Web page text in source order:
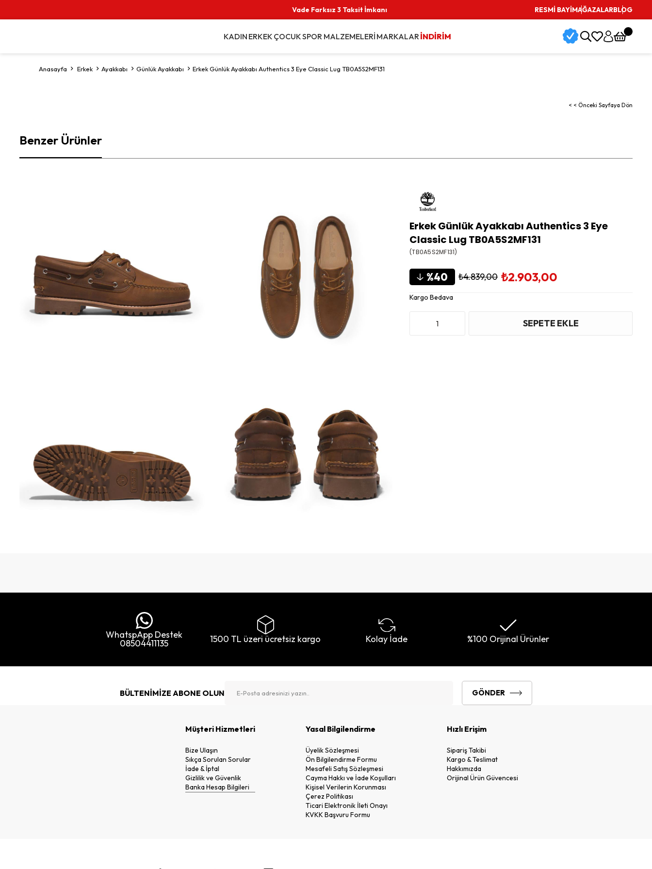
Vade Farksız 3 Taksit İmkanı RESMİ BAYİMAĞAZALARBLOG
KADIN ERKEK ÇOCUKSPOR MALZEMELERİ MARKALARİNDİRİM
Anasayfa Erkek Ayakkabı Günlük Ayakkabı Erkek Günlük Ayakkabı Authentics 3 Eye Classic Lug TB0A5S2MF131
< < Önceki Sayfaya Dön
Benzer Ürünler
Erkek Günlük Ayakkabı Authentics 3 Eye
Classic Lug TB0A5S2MF131
(TB0A5S2MF131)
40 ₺4.839,00 ₺2.903,00
Kargo Bedava
WhatspApp Destek
08504411135 1500 TL üzeri ücretsiz kargo Kolay İade %100 Orijinal Ürünler
BÜLTENİMİZE ABONE OLUN GÖNDER
Müşteri Hizmetleri
Bize Ulaşın
Sıkça Sorulan Sorular
İade & İptal
Gizlilik ve Güvenlik
Banka Hesap Bilgileri
Yasal Bilgilendirme
Üyelik Sözleşmesi
Ön Bilgilendirme Formu
Mesafeli Satış Sözleşmesi
Cayma Hakkı ve İade Koşulları
Kişisel Verilerin Korunması
Çerez Politikası
Ticari Elektronik İleti Onayı
KVKK Başvuru Formu
Hızlı Erişim
Sipariş Takibi
Kargo & Teslimat
Hakkımızda
Orijinal Ürün Güvencesi